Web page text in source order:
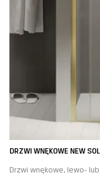
DRZWI WNĘKOWE NEW
Drzwi wnękowe, lewo-